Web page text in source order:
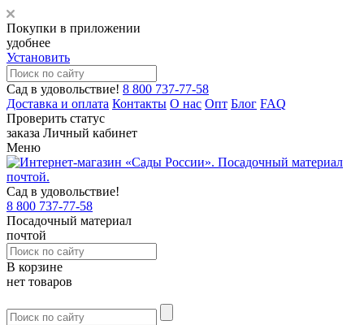
Покупки в приложении
удобнее
Установить
Сад в удовольствие! 8 800 737-77-58
Доставка и оплата Контакты О нас Опт Блог FAQ
Проверить статус
заказа Личный кабинет
Меню
Сад в удовольствие!
8 800 737-77-58
Посадочный материал
почтой
В корзине
нет товаров